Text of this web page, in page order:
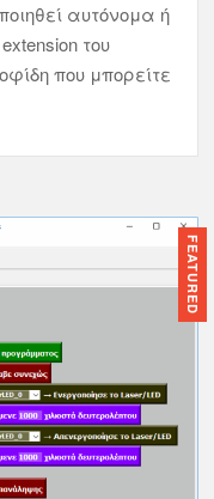
αυτόνομα ή
του
που μπορείτε
FEATURED